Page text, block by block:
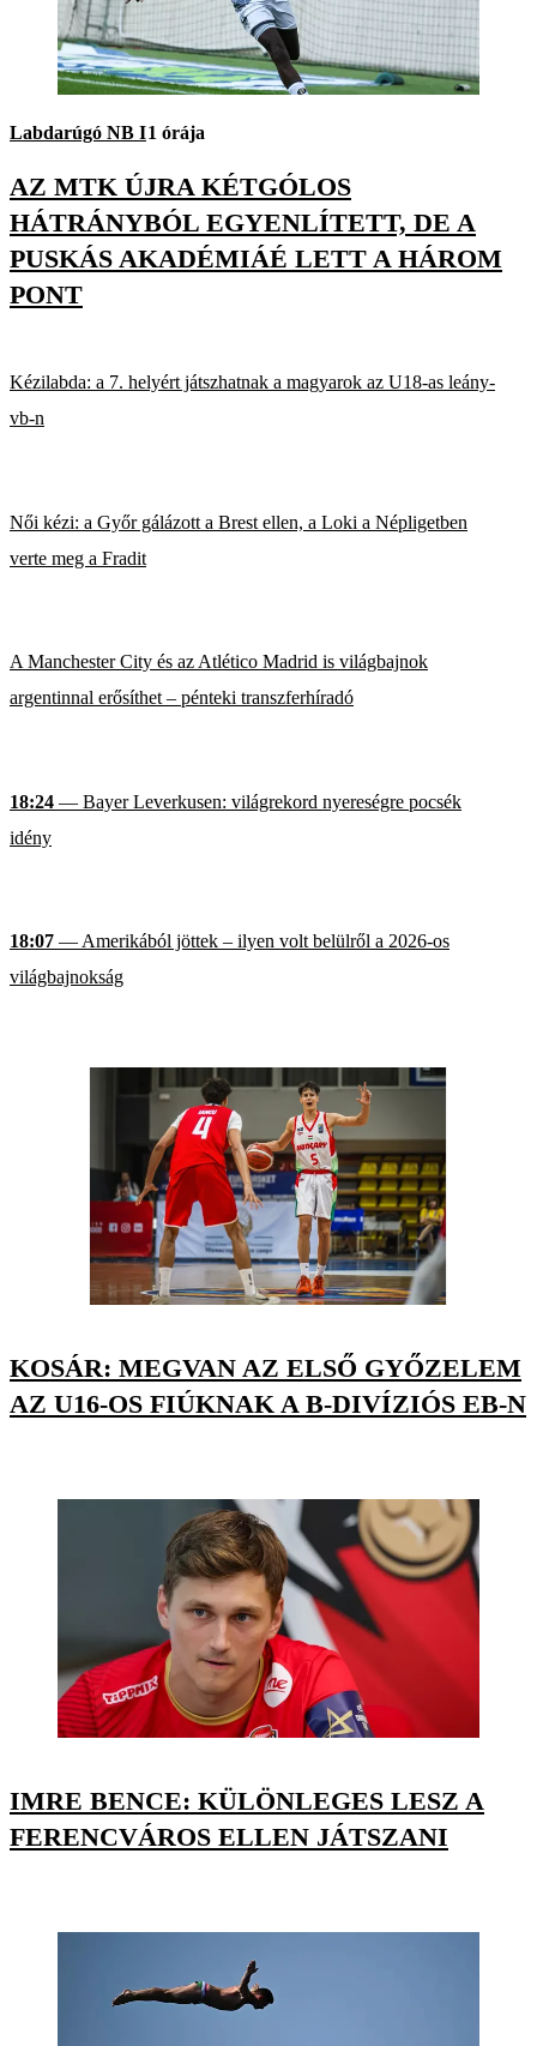
Labdarúgó NB I1 órája
AZ MTK ÚJRA KÉTGÓLOS
HÁTRÁNYBÓL EGYENLÍTETT, DE A
PUSKÁS AKADÉMIÁÉ LETT A HÁROM
PONT
Kézilabda: a 7. helyért játszhatnak a magyarok az U18-as leány-
vb-n
Női kézi: a Győr gálázott a Brest ellen, a Loki a Népligetben
verte meg a Fradit
A Manchester City és az Atlético Madrid is világbajnok
argentinnal erősíthet – pénteki transzferhíradó
18:24 — Bayer Leverkusen: világrekord nyereségre pocsék
idény
18:07 — Amerikából jöttek – ilyen volt belülről a 2026-os
világbajnokság
KOSÁR: MEGVAN AZ ELSŐ GYŐZELEM
AZ U16-OS FIÚKNAK A B-DIVÍZIÓS EB-N
IMRE BENCE: KÜLÖNLEGES LESZ A
FERENCVÁROS ELLEN JÁTSZANI